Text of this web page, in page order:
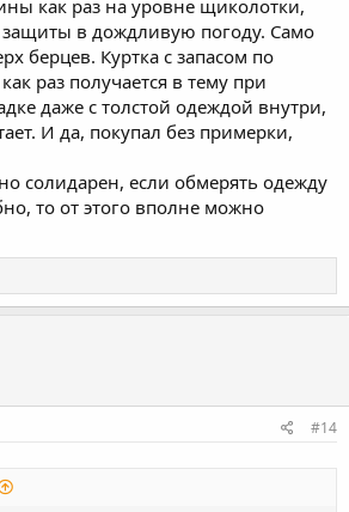
как раз на уровне щиколотки,
в дождливую погоду. Само
берцев. Куртка с запасом по
раз получается в тему при
даже с толстой одеждой внутри,
И да, покупал без примерки,
солидарен, если обмерять одежду
то от этого вполне можно
#14